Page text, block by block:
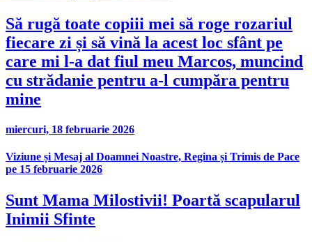
Să rugă toate copiii mei să roge rozariul
fiecare zi și să vină la acest loc sfânt pe
care mi l-a dat fiul meu Marcos, muncind
cu strădanie pentru a-l cumpăra pentru
mine
miercuri, 18 februarie 2026
Viziune și Mesaj al Doamnei Noastre, Regina și Trimis de Pace
pe 15 februarie 2026
Sunt Mama Milostivii! Poartă scapularul
Inimii Sfinte